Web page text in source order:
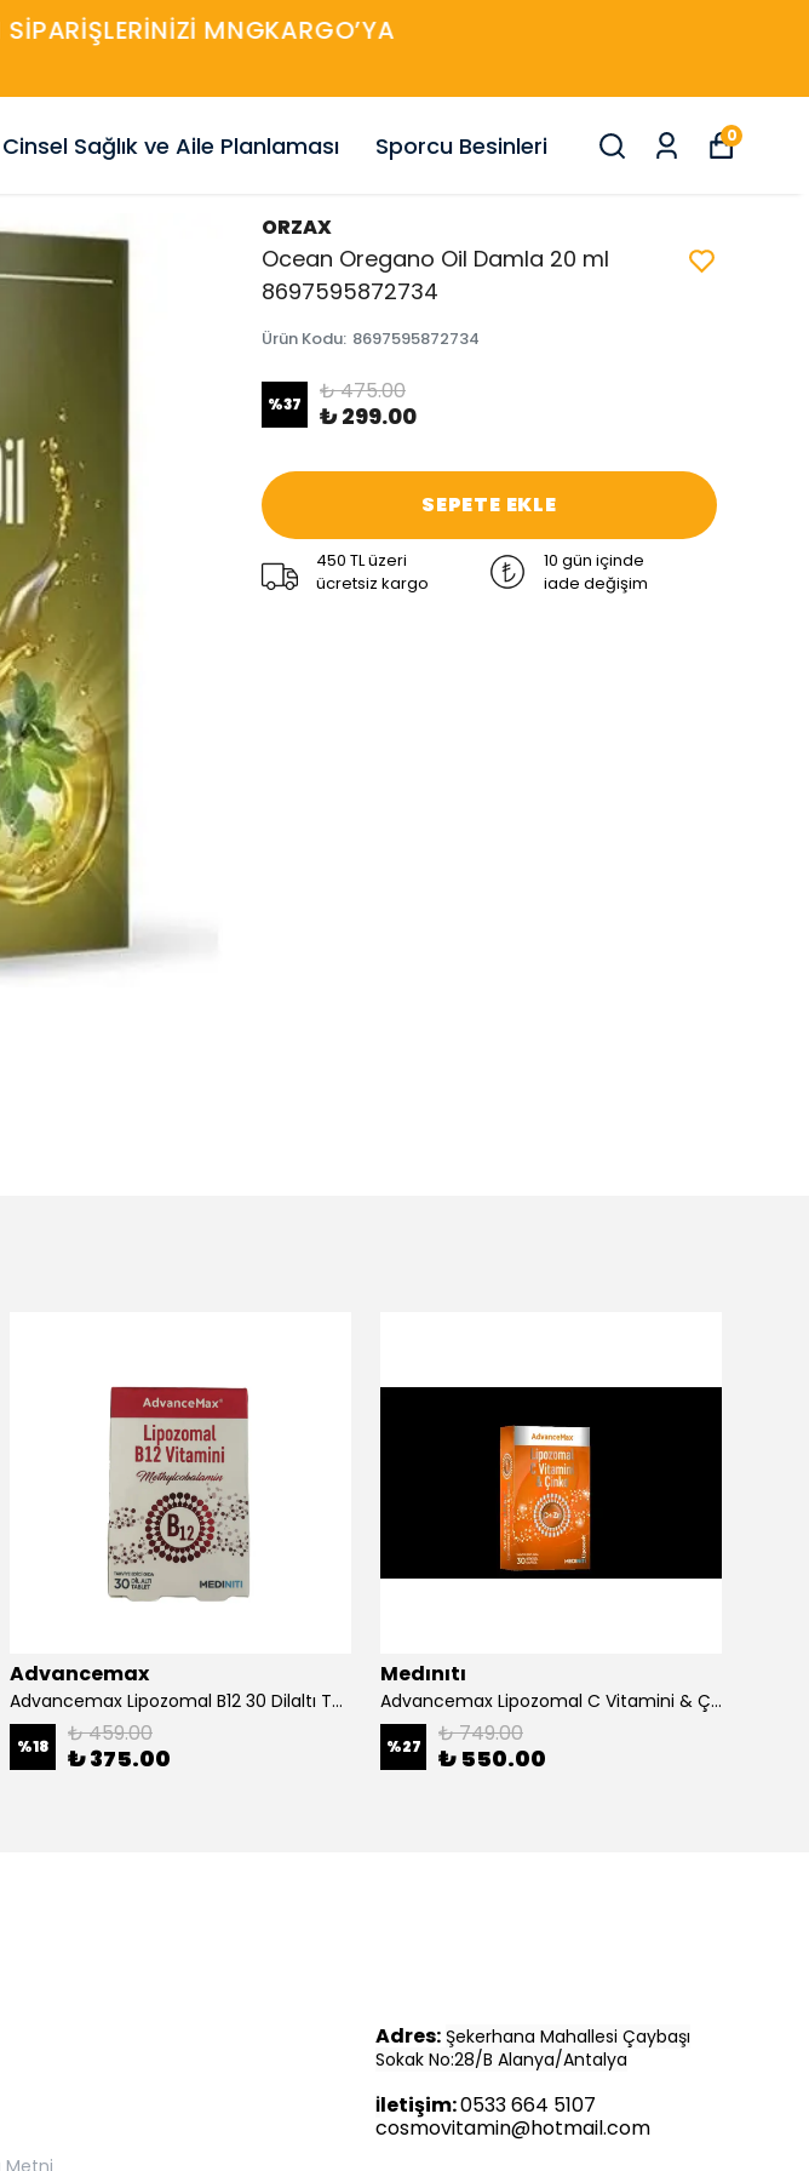
BEDAVA
Cinsel Sağlık ve Aile Planlaması Sporcu Besinleri 0
ORZAX
Ocean Oregano Oil Damla 20 ml
8697595872734
Ürün Kodu: 8697595872734
%37 ₺ 475.00
₺ 299.00
SEPETE EKLE
450 TL üzeri
ücretsiz kargo
10 gün içinde
iade değişim
Advancemax
Advancemax Lipozomal B12 30 Dilaltı Tablet 8684375607525
%18 ₺ 459.00
₺ 375.00
Medınıtı
Advancemax Lipozomal C Vitamini & Çinko 30 Kapsül 8684375607549
%27 ₺ 749.00
₺ 550.00
Adres: Şekerhana Mahallesi Çaybaşı
Sokak No:28/B Alanya/Antalya
İletişim:0533 664 5107
cosmovitamin@hotmail.com